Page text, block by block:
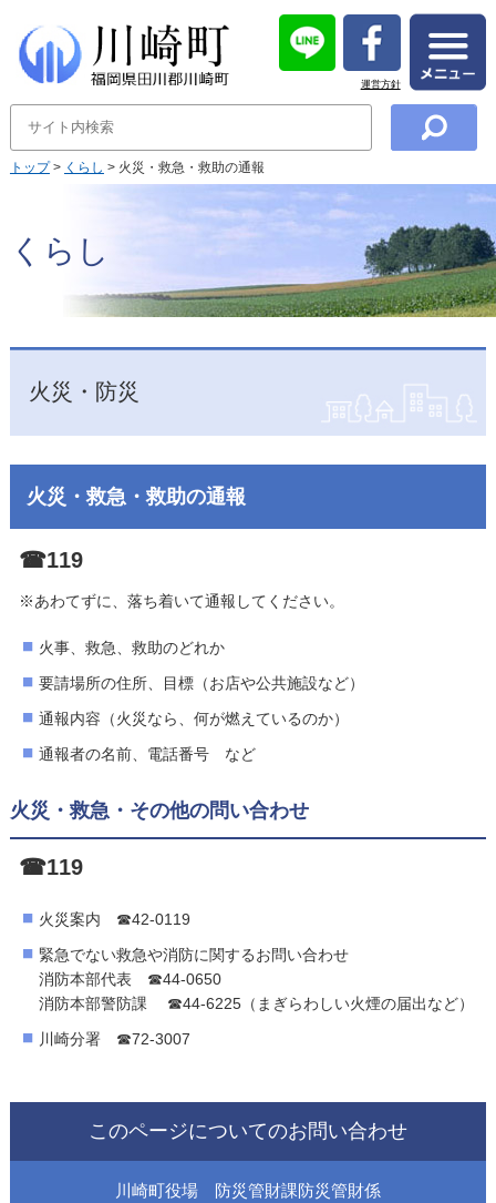
運営方針
トップ> くらし > 火災・救急・救助の通報
くらし
火災・防災
火災・救急・救助の通報
☎119
※あわてずに、落ち着いて通報してください。
火事、救急、救助のどれか
要請場所の住所、目標（お店や公共施設など）
通報内容（火災なら、何が燃えているのか）
通報者の名前、電話番号 など
火災・救急・その他の問い合わせ
☎119
火災案内 ☎42-0119
緊急でない救急や消防に関するお問い合わせ
消防本部代表 ☎44-0650
消防本部警防課 ☎44-6225（まぎらわしい火煙の届出など）
川崎分署 ☎72-3007
このページについてのお問い合わせ
川崎町役場 防災管財課防災管財係